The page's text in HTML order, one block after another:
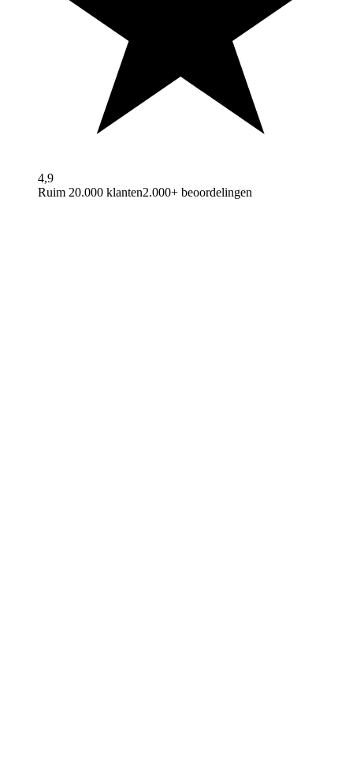
4,9
Ruim 20.000 klanten2.000+ beoordelingen